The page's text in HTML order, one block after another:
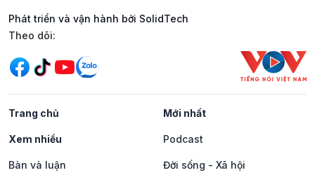
Phát triển và vận hành bởi SolidTech
Mạng xã hội
Theo dõi:
Trang chủ Mới nhất
Xem nhiều Podcast
Bàn và luận Đời sống - Xã hội